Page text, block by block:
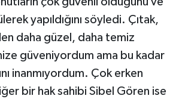
yapıldığını söyledi. Çıtak,
daha güzel, daha temiz
güveniyordum ama bu kadar
inanmıyordum. Çok erken
bir hak sahibi Sibel Gören ise